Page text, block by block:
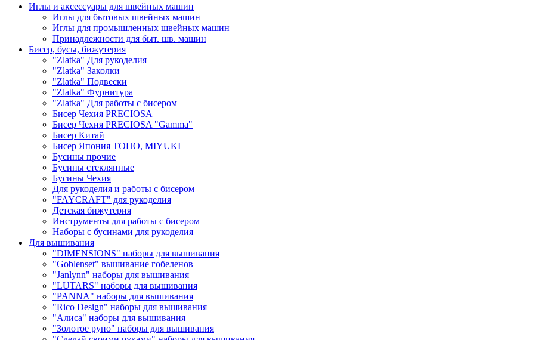
Иглы и аксессуары для швейных машин
Иглы для бытовых швейных машин
Иглы для промышленных швейных машин
Принадлежности для быт. шв. машин
Бисер, бусы, бижутерия
"Zlatka" Для рукоделия
"Zlatka" Заколки
"Zlatka" Подвески
"Zlatka" Фурнитура
"Zlatka" Для работы с бисером
Бисер Чехия PRECIOSA
Бисер Чехия PRECIOSA "Gamma"
Бисер Китай
Бисер Япония TOHO, MIYUKI
Бусины прочие
Бусины стеклянные
Бусины Чехия
Для рукоделия и работы с бисером
"FAYCRAFT" для рукоделия
Детская бижутерия
Инструменты для работы с бисером
Наборы с бусинами для рукоделия
Для вышивания
"DIMENSIONS" наборы для вышивания
"Goblenset" вышивание гобеленов
"Janlynn" наборы для вышивания
"LUTARS" наборы для вышивания
"PANNA" наборы для вышивания
"Rico Design" наборы для вышивания
"Алиса" наборы для вышивания
"Золотое руно" наборы для вышивания